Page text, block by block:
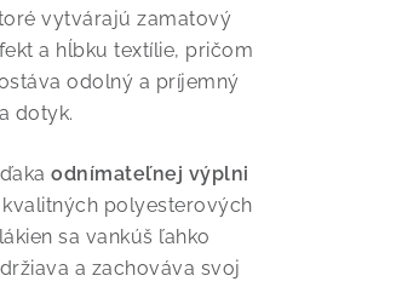
vytvárajú zamatový
a hĺbku textílie, pričom
odolný a príjemný
dotyk.
odnímateľnej výplni
polyesterových
sa vankúš ľahko
a zachováva svoj